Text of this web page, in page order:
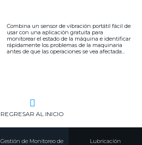
Combina un sensor de vibración portátil fácil de
usar con una aplicación gratuita para
monitorear el estado de la máquina e identificar
rápidamente los problemas de la maquinaria
antes de que las operaciones se vea afectada...
REGRESAR AL INICIO
Gestión de Monitoreo de
Lubricación